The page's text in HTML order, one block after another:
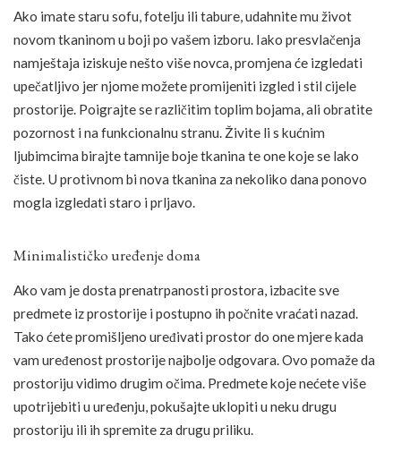
Ako imate staru sofu, fotelju ili tabure, udahnite mu život
novom tkaninom u boji po vašem izboru. Iako presvlačenja
namještaja iziskuje nešto više novca, promjena će izgledati
upečatljivo jer njome možete promijeniti izgled i stil cijele
prostorije. Poigrajte se različitim toplim bojama, ali obratite
pozornost i na funkcionalnu stranu. Živite li s kućnim
ljubimcima birajte tamnije boje tkanina te one koje se lako
čiste. U protivnom bi nova tkanina za nekoliko dana ponovo
mogla izgledati staro i prljavo.
Minimalističko uređenje doma
Ako vam je dosta prenatrpanosti prostora, izbacite sve
predmete iz prostorije i postupno ih počnite vraćati nazad.
Tako ćete promišljeno uređivati prostor do one mjere kada
vam uređenost prostorije najbolje odgovara. Ovo pomaže da
prostoriju vidimo drugim očima. Predmete koje nećete više
upotrijebiti u uređenju, pokušajte uklopiti u neku drugu
prostoriju ili ih spremite za drugu priliku.